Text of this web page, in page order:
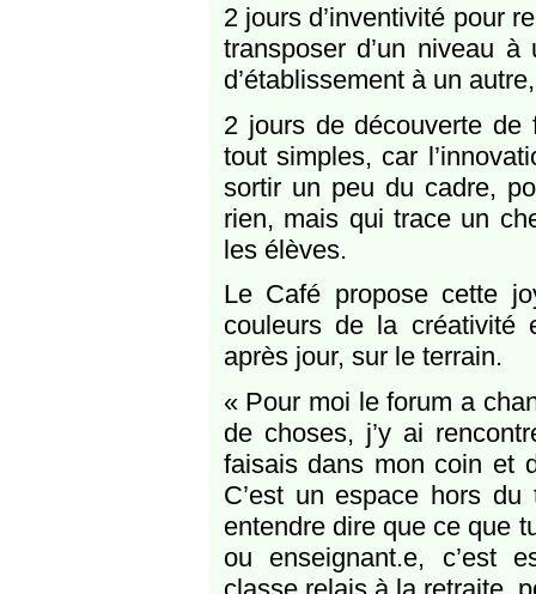
2 jours d’inventivité pour
transposer d’un niveau
d’établissement à un
2 jours de découverte de
tout simples, car
sortir un peu du cadre,
rien, mais qui trace un
les élèves.
Le Café propose cette
couleurs de la créativité
après jour, sur le terrain.
« Pour moi le forum a
de choses, j’y ai
faisais dans mon coin et
C’est un espace hors
entendre dire que ce que
ou enseignant.e, c’est